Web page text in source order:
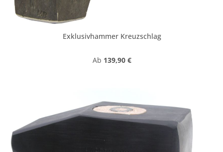
Exklusivhammer Kreuzschlag
Regulärer Preis:
Ab 139,90 €